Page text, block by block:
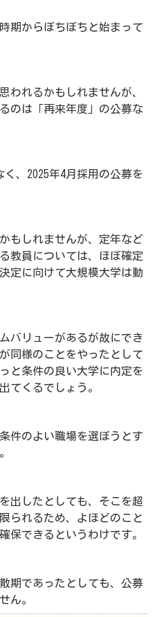
期からぼちぼちと始まって
われるかもしれませんが、
のは「再来年度」の公募な
、2025年4月採用の公募を
もしれませんが、定年など
教員については、ほぼ確定
定に向けて大規模大学は動
バリューがあるが故にでき
同様のことをやったとして
と条件の良い大学に内定を
てくるでしょう。
件のよい職場を選ぼうとす
出したとしても、そこを超
られるため、よほどのこと
保できるというわけです。
期であったとしても、公募
ん。